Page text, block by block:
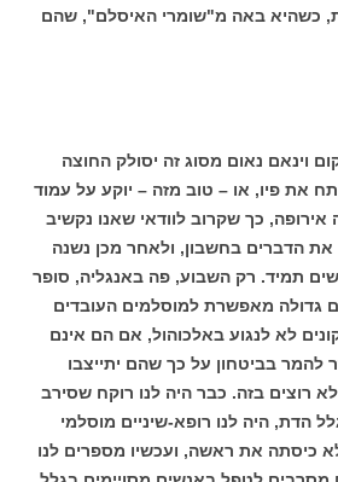
כשהיא באה מ"שומרי האיסלם", שהם
וינאם נאום מסוג זה יסולק החוצה
את פיו, או – טוב מזה – יוקע על עמוד
אירופה, כך שקרוב לוודאי שאנו נקשיב
את הדברים בחשבון, ולאחר מכן נשנה
תמיד. רק השבוע, פה באנגליה, סופר
גדולה מאפשרת למוסלמים העובדים
לא לנגוע באלכוהול, אם הם אינם
להמר בביטחון על כך שהם יתייצבו
לא רוצים בזה. כבר היה לנו רוקח שסירב
הדת, היה לנו רופא-שיניים מוסלמי
כיסתה את ראשה, ועכשיו מספרים לנו